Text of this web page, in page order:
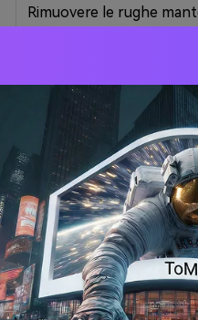
Rimuovere le rughe
Rimuovere le rughe da
viso e la trama della